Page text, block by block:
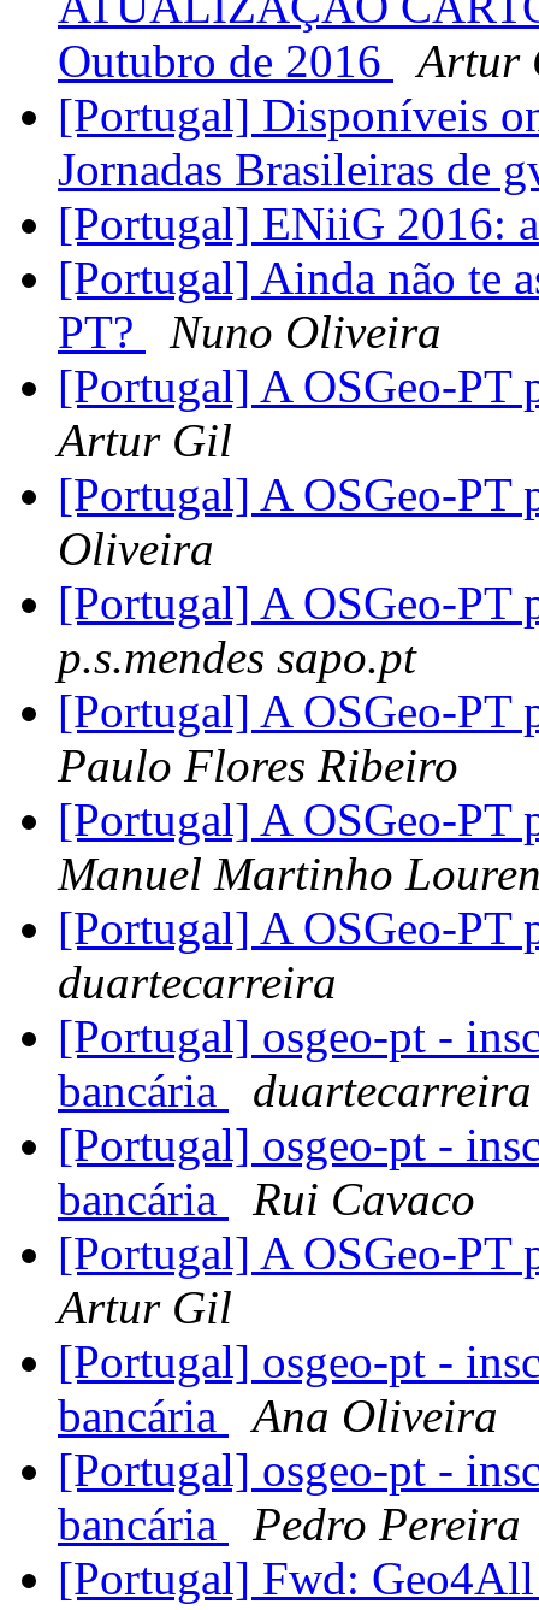
Outubro de 2016
Artur
[Portugal] Disponíveis
Jornadas Brasileiras de
[Portugal] ENiiG 2016:
[Portugal] Ainda não te
PT?
Nuno Oliveira
[Portugal] A OSGeo-PT
Artur Gil
[Portugal] A OSGeo-PT
Oliveira
[Portugal] A OSGeo-PT
p.s.mendes sapo.pt
[Portugal] A OSGeo-PT
Paulo Flores Ribeiro
[Portugal] A OSGeo-PT
Manuel Martinho
[Portugal] A OSGeo-PT
duartecarreira
[Portugal] osgeo-pt -
bancária
duartecarreira
[Portugal] osgeo-pt -
bancária
Rui Cavaco
[Portugal] A OSGeo-PT
Artur Gil
[Portugal] osgeo-pt -
bancária
Ana Oliveira
[Portugal] osgeo-pt -
bancária
Pedro Pereira
[Portugal] Fwd: